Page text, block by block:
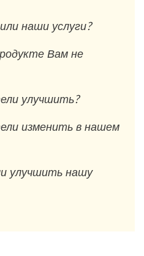
наши услуги?
Вам не
улучшить?
изменить в нашем
улучшить нашу